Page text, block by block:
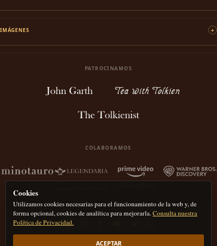
IMÁGENES
PATROCINAMOS
COLABORAMOS
Cookies
Utilizamos cookies necesarias para el funcionamiento de la web y, de
forma opcional, cookies de analítica para mejorarla.Consulta nuestra
Política de Privacidad.
ACEPTAR